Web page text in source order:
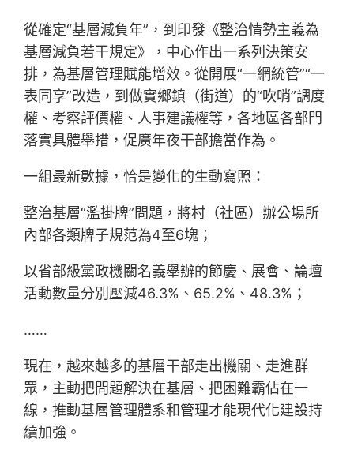
從確定“基層減負年”，到印發《整治情勢主義為
基層減負若干規定》，中心作出一系列決策安
排，為基層管理賦能增效。從開展“一網統管”“一
表同享”改造，到做實鄉鎮（街道）的“吹哨”調度
權、考察評價權、人事建議權等，各地區各部門
落實具體舉措，促廣年夜干部擔當作為。
一組最新數據，恰是變化的生動寫照：
整治基層“濫掛牌”問題，將村（社區）辦公場所
內部各類牌子規范為4至6塊；
以省部級黨政機關名義舉辦的節慶、展會、論壇
活動數量分別壓減46.3%、65.2%、48.3%；
……
現在，越來越多的基層干部走出機關、走進群
眾，主動把問題解決在基層、把困難霸佔在一
線，推動基層管理體系和管理才能現代化建設持
續加強。